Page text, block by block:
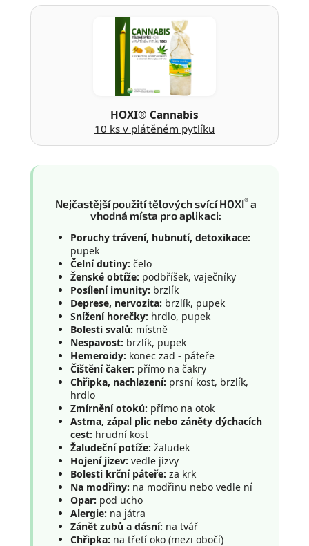
HOXI® Cannabis
10 ks v plátěném pytlíku
Nejčastější použití tělových svící HOXI® a
vhodná místa pro aplikaci:
Poruchy trávení, hubnutí, detoxikace:
pupek
Čelní dutiny: čelo
Ženské obtíže: podbříšek, vaječníky
Posílení imunity: brzlík
Deprese, nervozita: brzlík, pupek
Snížení horečky: hrdlo, pupek
Bolesti svalů: místně
Nespavost: brzlík, pupek
Hemeroidy: konec zad - páteře
Čištění čaker: přímo na čakry
Chřipka, nachlazení: prsní kost, brzlík,
hrdlo
Zmírnění otoků: přímo na otok
Astma, zápal plic nebo záněty dýchacích
cest: hrudní kost
Žaludeční potíže: žaludek
Hojení jizev: vedle jizvy
Bolesti krční páteře: za krk
Na modřiny: na modřinu nebo vedle ní
Opar: pod ucho
Alergie: na játra
Zánět zubů a dásní: na tvář
Chřipka: na třetí oko (mezi obočí)